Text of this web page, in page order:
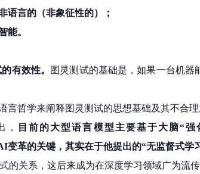
语言的（非象征性的）；
能。
有效性。
图灵测试的基础是，如果一台机
言哲学来阐释图灵测试的思想基础及其不合理
，
目前的大型语言模型主要基于大脑“强
革的关键，其实在于他提出的“无监督式学
的关系，这后来成为在深度学习领域广为流传